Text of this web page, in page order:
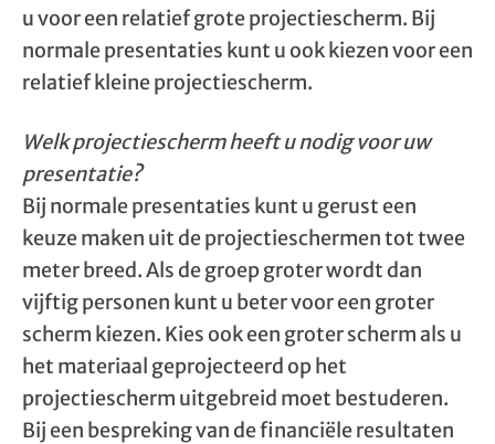
u voor een relatief grote projectiescherm. Bij
normale presentaties kunt u ook kiezen voor een
relatief kleine projectiescherm.
Welk projectiescherm heeft u nodig voor uw
presentatie?
Bij normale presentaties kunt u gerust een
keuze maken uit de projectieschermen tot twee
meter breed. Als de groep groter wordt dan
vijftig personen kunt u beter voor een groter
scherm kiezen. Kies ook een groter scherm als u
het materiaal geprojecteerd op het
projectiescherm uitgebreid moet bestuderen.
Bij een bespreking van de financiële resultaten